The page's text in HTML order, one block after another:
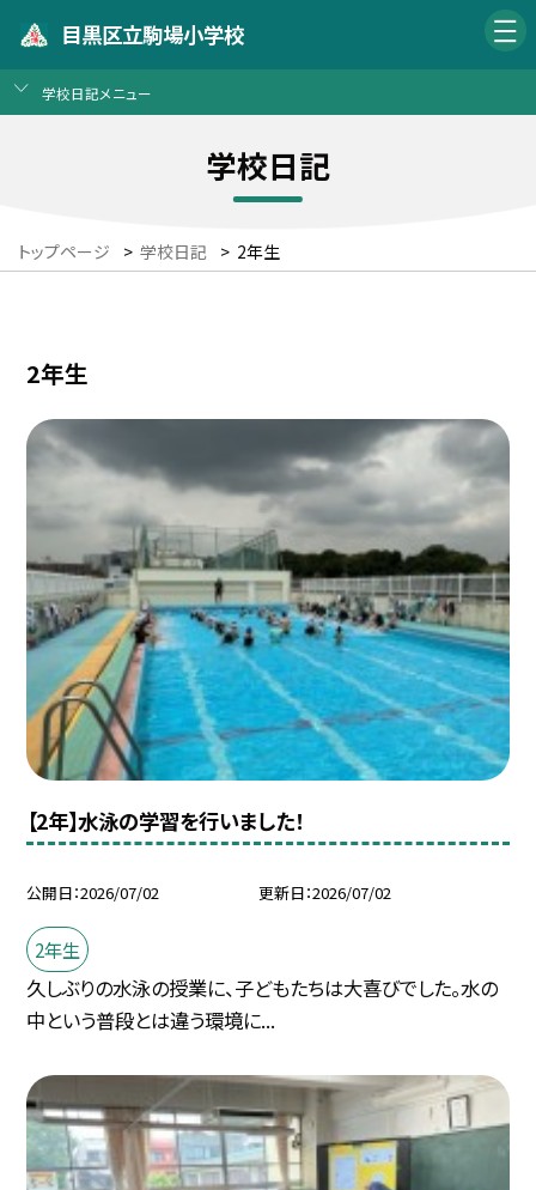
目黒区立駒場小学校
学校日記メニュー
学校日記
トップページ > 学校日記 > 2年生
2年生
【2年】水泳の学習を行いました！
公開日 2026/07/02 更新日 2026/07/02
2年生
久しぶりの水泳の授業に、子どもたちは大喜びでした。水の
中という普段とは違う環境に...